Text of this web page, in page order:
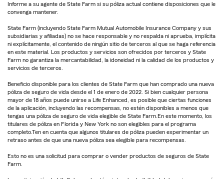
Informe a su agente de State Farm si su póliza actual contiene disposiciones que le
convenga mantener.
State Farm (incluyendo State Farm Mutual Automobile Insurance Company y sus
subsidiarias y afiliadas) no se hace responsable y no respalda ni aprueba, implícita
ni explícitamente, el contenido de ningún sitio de terceros al que se haga referencia
en este material. Los productos y servicios son ofrecidos por terceros y State
Farm no garantiza la mercantabilidad, la idoneidad ni la calidad de los productos y
servicios de terceros.
Beneficio disponible para los clientes de State Farm que han comprado una nueva
póliza de seguro de vida desde el 1 de enero de 2022. Si bien cualquier persona
mayor de 18 años puede unirse a Life Enhanced, es posible que ciertas funciones
de la aplicación, incluyendo las recompensas, no estén disponibles a menos que
tengas una póliza de seguro de vida elegible de State Farm.En este momento, los
titulares de póliza en Florida y New York no son elegibles para el programa
completo.Ten en cuenta que algunos titulares de póliza pueden experimentar un
retraso antes de que una nueva póliza sea elegible para recompensas.
Esto no es una solicitud para comprar o vender productos de seguros de State
Farm.